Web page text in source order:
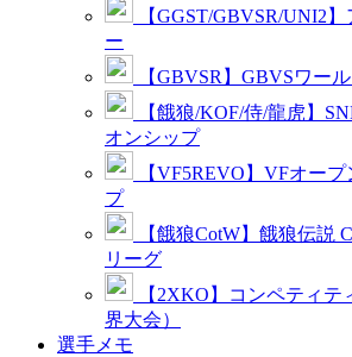
【GGST/GBVSR/UNI2
ー
【GBVSR】GBVSワー
【餓狼/KOF/侍/龍虎】
オンシップ
【VF5REVO】VFオー
プ
【餓狼CotW】餓狼伝説
リーグ
【2XKO】コンペティテ
界大会）
選手メモ